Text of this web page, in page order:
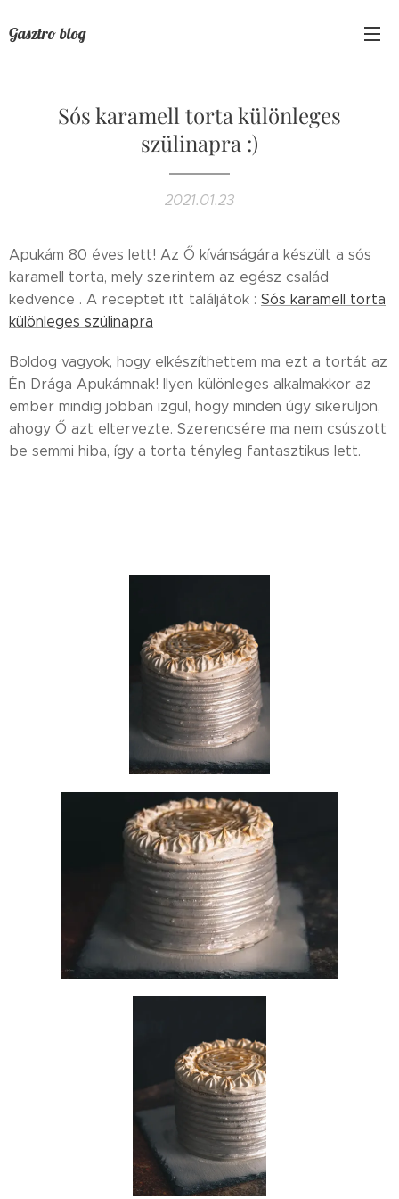
Gasztro blog
Sós karamell torta különleges
szülinapra :)
2021.01.23
Apukám 80 éves lett! Az Ő kívánságára készült a sós
karamell torta, mely szerintem az egész család
kedvence . A receptet itt találjátok : Sós karamell torta
különleges szülinapra
Boldog vagyok, hogy elkészíthettem ma ezt a tortát az
Én Drága Apukámnak! Ilyen különleges alkalmakkor az
ember mindig jobban izgul, hogy minden úgy sikerüljön,
ahogy Ő azt eltervezte. Szerencsére ma nem csúszott
be semmi hiba, így a torta tényleg fantasztikus lett.